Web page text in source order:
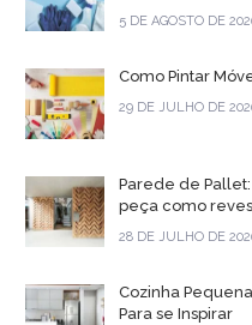
5 DE AGOSTO DE
Como Pintar
29 DE JULHO DE
Parede de
peça como
28 DE JULHO DE
Cozinha
Para se Inspirar